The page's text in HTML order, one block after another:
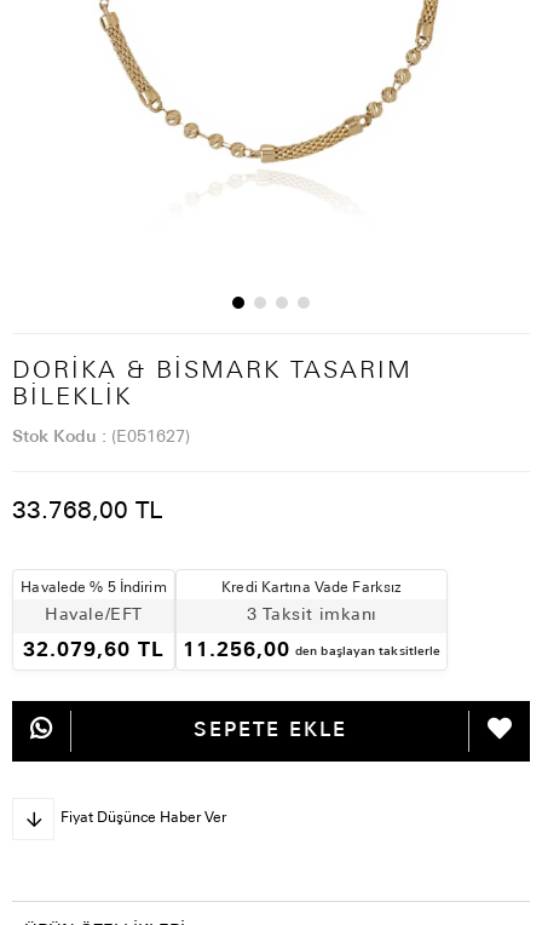
DORIKA & BISMARK TASARIM
BILEKLIK
Stok Kodu (E051627)
33.768,00 TL
Havalede % 5 İndirim
Havale/EFT
32.079,60 TL
Kredi Kartına Vade Farksız
3 Taksit imkanı
11.256,00 den başlayan taksitlerle
Fiyat Düşünce Haber Ver